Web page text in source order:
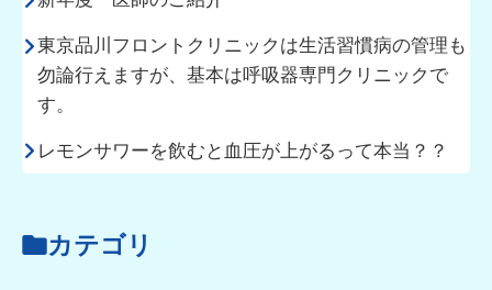
東京品川フロントクリニックは生活習慣病の管理も
勿論行えますが、基本は呼吸器専門クリニックで
す。
レモンサワーを飲むと血圧が上がるって本当？？
カテゴリ